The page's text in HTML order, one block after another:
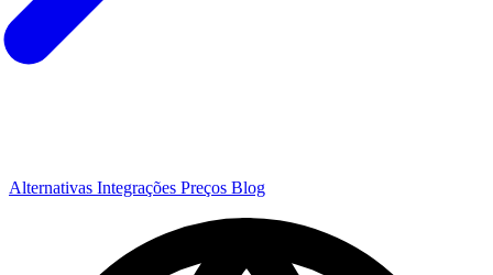
Alternativas Integrações Preços Blog